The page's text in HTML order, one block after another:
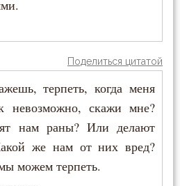
Поделиться цитатой
терпеть, когда меня
невозможно, скажи мне?
нам раны? Или делают
же нам от них вред?
можем терпеть.